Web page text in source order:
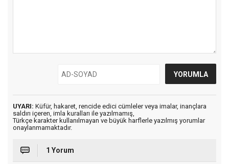
UYARI: Küfür, hakaret, rencide edici cümleler veya imalar, inançlara
saldırı içeren, imla kuralları ile yazılmamış,
Türkçe karakter kullanılmayan ve büyük harflerle yazılmış yorumlar
onaylanmamaktadır.
1 Yorum